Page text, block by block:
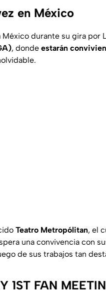
en México
durante su gira por
, donde estarán
Teatro Metropólitan, el
una convivencia con
de sus trabajos tan
1ST FAN